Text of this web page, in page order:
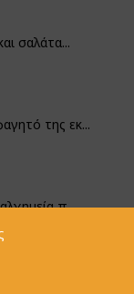
σαλάτα...
της εκ...
π...